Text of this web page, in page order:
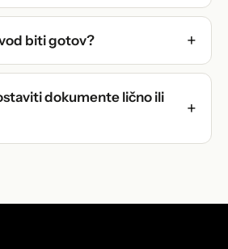
biti gotov?
dokumente lično ili